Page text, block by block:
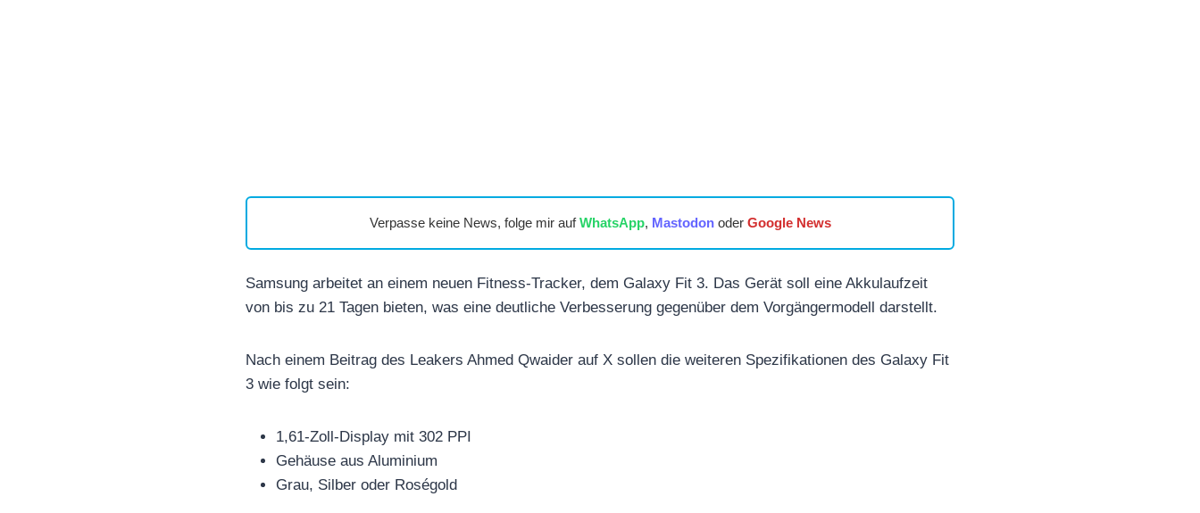
Verpasse keine News, folge mir aufWhatsApp, Mastodonoder Google News
Samsung arbeitet an einem neuen Fitness-Tracker, dem Galaxy Fit 3. Das Gerät soll eine Akkulaufzeit
von bis zu 21 Tagen bieten, was eine deutliche Verbesserung gegenüber dem Vorgängermodell darstellt.
Nach einem Beitrag des Leakers Ahmed Qwaider auf X sollen die weiteren Spezifikationen des Galaxy Fit
3 wie folgt sein:
1,61-Zoll-Display mit 302 PPI
Gehäuse aus Aluminium
Grau, Silber oder Roségold